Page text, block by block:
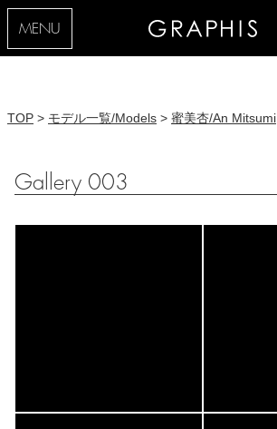
MENU
TOP > モデル一覧/Models > 蜜美杏/An Mitsumi
Gallery 003